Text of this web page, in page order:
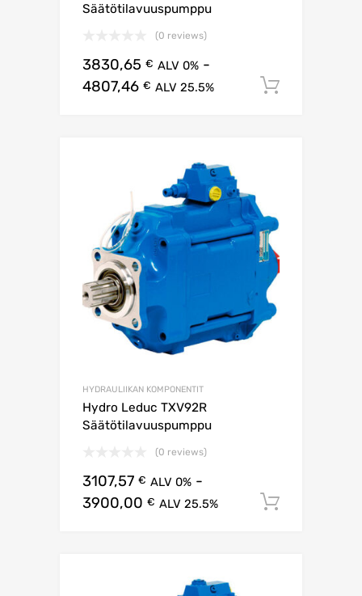
Säätötilavuuspumppu
(0 reviews)
3830,65 € ALV 0% -
4807,46 € ALV 25.5%
HYDRAULIIKAN KOMPONENTIT
Hydro Leduc TXV92R
Säätötilavuuspumppu
(0 reviews)
3107,57 € ALV 0% -
3900,00 € ALV 25.5%